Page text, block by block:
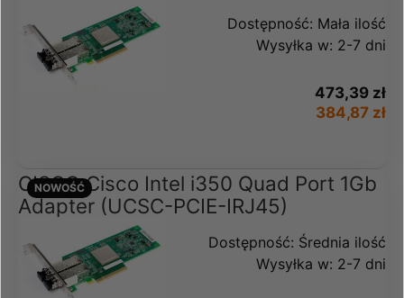
Dostępność: Mała ilość
Wysyłka w: 2-7 dni
473,39 zł
384,87 zł
CISCO Cisco Intel i350 Quad Port 1Gb
Adapter (UCSC-PCIE-IRJ45)
Dostępność: Średnia ilość
Wysyłka w: 2-7 dni
NOWOŚĆ